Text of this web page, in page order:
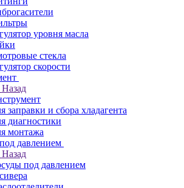
уровня масла
стекла
скорости
Назад
заправки и сбора хладагента
диагностики
монтажа
давлением
Назад
под давлением